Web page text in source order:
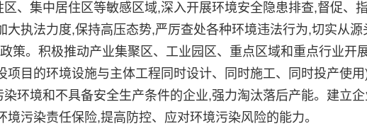
、集中居住区等敏感区域,深入开展环境安全隐患排查,督促、
大执法力度,保持高压态势,严厉查处各种环境违法行为,切实从源
策。积极推动产业集聚区、工业园区、重点区域和重点行业开
项目的环境设施与主体工程同时设计、同时施工、同时投产使用)
环境和不具备安全生产条件的企业,强力淘汰落后产能。建立
污染责任保险,提高防控、应对环境污染风险的能力。